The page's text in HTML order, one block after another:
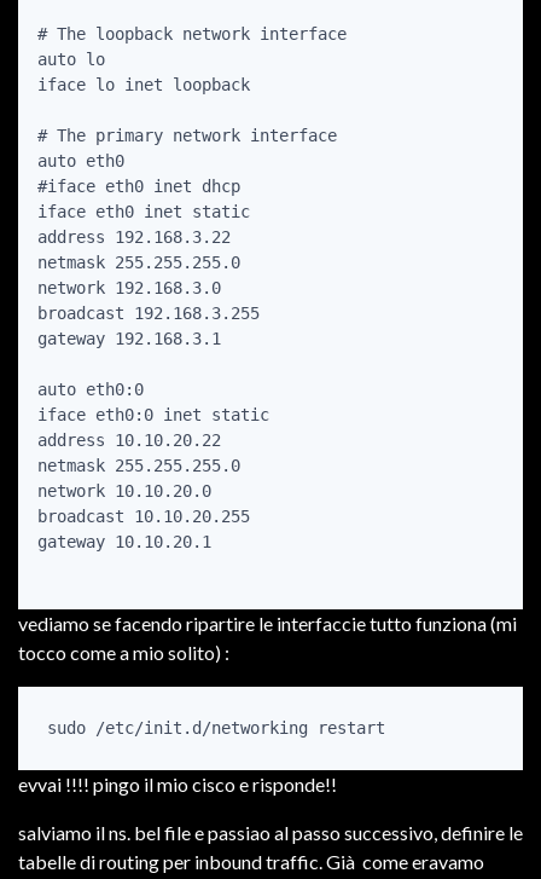
# The loopback network interface
auto lo
iface lo inet loopback
# The primary network interface
auto eth0
#iface eth0 inet dhcp
iface eth0 inet static
address 192.168.3.22
netmask 255.255.255.0
network 192.168.3.0
broadcast 192.168.3.255
gateway 192.168.3.1
auto eth0:0
iface eth0:0 inet static
address 10.10.20.22
netmask 255.255.255.0
network 10.10.20.0
broadcast 10.10.20.255
gateway 10.10.20.1
vediamo se facendo ripartire le interfaccie tutto funziona (mi
tocco come a mio solito) :
evvai !!!! pingo il mio cisco e risponde!!
salviamo il ns. bel file e passiao al passo successivo, definire le
tabelle di routing per inbound traffic. Già come eravamo